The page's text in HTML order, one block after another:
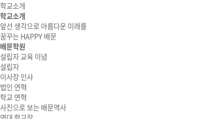
학교소개
학교소개
앞선 생각으로 아름다운 미래를
꿈꾸는 HAPPY 배문
배문학원
설립자 교육 이념
설립자
이사장 인사
법인 연혁
학교 연혁
사진으로 보는 배문역사